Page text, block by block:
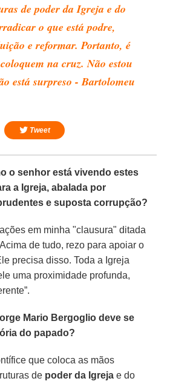
de poder da Igreja e do
o que está podre,
e reformar. Portanto, é
na cruz. Não estou
está surpreso - Bartolomeu
Tweet
o senhor está vivendo estes
a Igreja, abalada por
e suposta corrupção?
em minha "clausura" ditada
de tudo, rezo para apoiar o
precisa disso. Toda a Igreja
uma proximidade profunda,
Mario Bergoglio deve se
do papado?
que coloca as mãos
de poder da Igreja e do